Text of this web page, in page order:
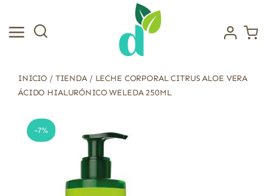
contenido
INICIO / TIENDA/ LECHE CORPORAL CITRUS ALOE VERA
ÁCIDO HIALURÓNICO WELEDA 250ML
-7%